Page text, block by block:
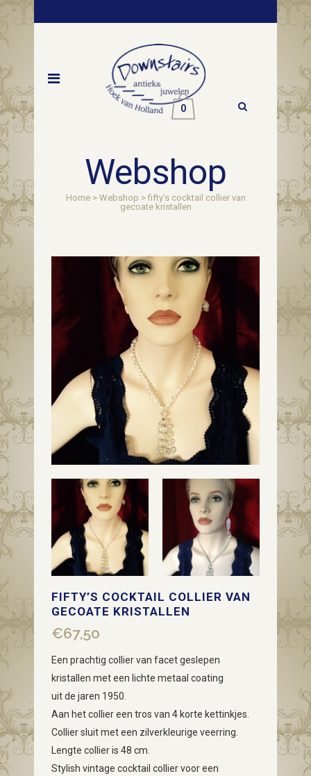
0
Webshop
Home> Webshop >fifty’s cocktail collier van
gecoate kristallen
FIFTY’S COCKTAIL COLLIER VAN
GECOATE KRISTALLEN
€67,50
Een prachtig collier van facet geslepen
kristallen met een lichte metaal coating
uit de jaren 1950.
Aan het collier een tros van 4 korte kettinkjes.
Collier sluit met een zilverkleurige veerring.
Lengte collier is 48 cm.
Stylish vintage cocktail collier voor een